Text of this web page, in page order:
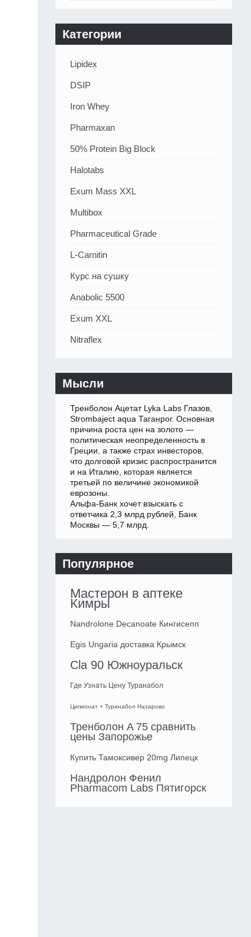
Категории
Lipidex
DSIP
Iron Whey
Pharmaxan
50% Protein Big Block
Halotabs
Exum Mass XXL
Multibox
Pharmaceutical Grade
L-Carnitin
Курс на сушку
Anabolic 5500
Exum XXL
Nitraflex
Мысли
Тренболон Ацетат Lyka Labs Глазов,
Strombaject aqua Таганрог. Основная
причина роста цен на золото —
политическая неопределенность в
Греции, а также страх инвесторов,
что долговой кризис распространится
и на Италию, которая является
третьей по величине экономикой
еврозоны.
Альфа-Банк хочет взыскать с
ответчика 2,3 млрд рублей, Банк
Москвы — 5,7 млрд.
Популярное
Мастерон в аптеке
Кимры
Nandrolone Decanoate Кингисепп
Egis Ungaria доставка Крымск
Cla 90 Южноуральск
Где Узнать Цену Туранабол
Ципионат + Туринабол Назарово
Тренболон A 75 сравнить
цены Запорожье
Купить Тамоксивер 20mg Липецк
Нандролон Фенил
Pharmacom Labs Пятигорск